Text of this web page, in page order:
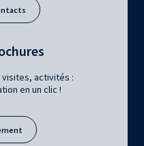
activités :
en un clic !